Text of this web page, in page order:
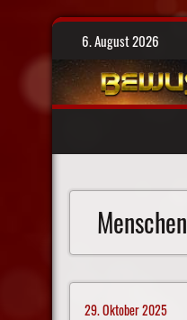
Skip
6. August 2026
Menschen
29. Oktober 2025